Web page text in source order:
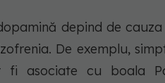
depind de
De exemplu,
fi asociate cu boala